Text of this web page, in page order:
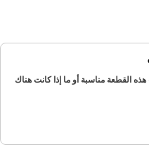
مناسبة أو ما إذا كانت هناك